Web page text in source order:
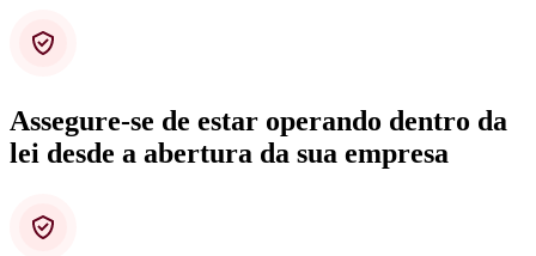
Assegure-se de estar operando dentro da
lei desde a abertura da sua empresa